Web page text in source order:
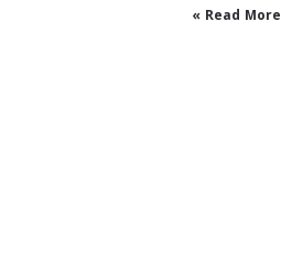
Read More »